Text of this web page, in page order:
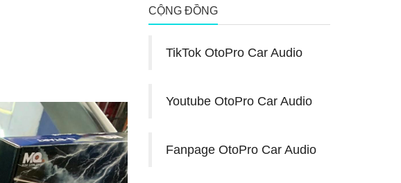
CỘNG ĐỒNG
TikTok OtoPro Car Audio
Youtube OtoPro Car Audio
Fanpage OtoPro Car Audio